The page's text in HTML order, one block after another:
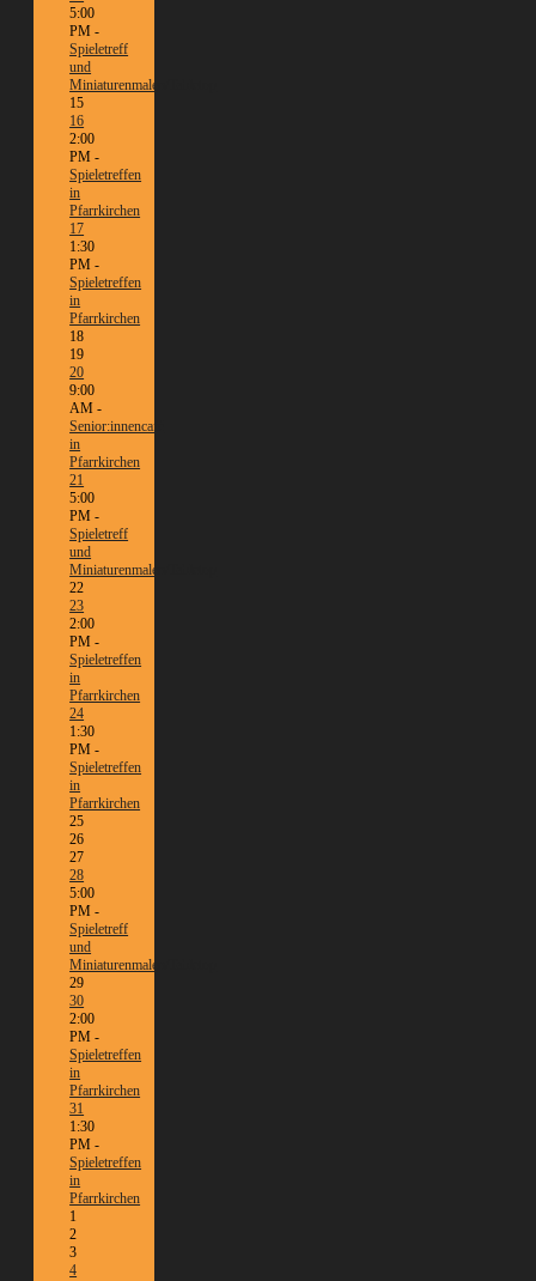
5:00
PM -
Spieletreff
und
Miniaturenmalen/Tabletop
15
16
2:00
PM -
Spieletreffen
in
Pfarrkirchen
17
1:30
PM -
Spieletreffen
in
Pfarrkirchen
18
19
20
9:00
AM -
Senior:innencafé
in
Pfarrkirchen
21
5:00
PM -
Spieletreff
und
Miniaturenmalen/Tabletop
22
23
2:00
PM -
Spieletreffen
in
Pfarrkirchen
24
1:30
PM -
Spieletreffen
in
Pfarrkirchen
25
26
27
28
5:00
PM -
Spieletreff
und
Miniaturenmalen/Tabletop
29
30
2:00
PM -
Spieletreffen
in
Pfarrkirchen
31
1:30
PM -
Spieletreffen
in
Pfarrkirchen
1
2
3
4